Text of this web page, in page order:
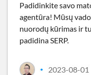
Padidinkite savo
agentūra! Mūsų
nuorodų kūrimas ir
padidina SERP.
• 2023-08-01